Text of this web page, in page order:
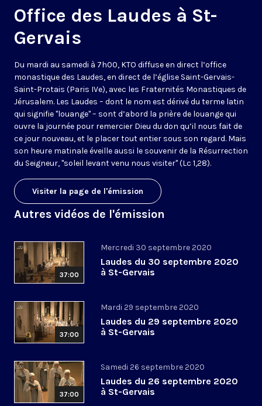
Office des Laudes à St-
Gervais
Du mardi au samedi à 7h00, KTO diffuse en direct l’office
monastique des Laudes, en direct de l’église Saint-Gervais-
Saint-Protais (Paris IVe), avec les Fraternités Monastiques de
Jérusalem. Les Laudes – dont le nom est dérivé du terme latin
qui signifie "louange" – sont d’abord la prière de louange qui
ouvre la journée pour remercier Dieu du don qu’il nous fait de
ce jour nouveau, et le placer tout entier sous son regard. Mais
son heure matinale éveille aussi le souvenir de la Résurrection
du Seigneur, "soleil levant venu nous visiter" (Lc 1,28).
Visiter la page de l'émission
Autres vidéos de l'émission
37:00
Mercredi 30 septembre 2020
Laudes du 30 septembre 2020
à St-Gervais
37:00
Mardi 29 septembre 2020
Laudes du 29 septembre 2020
à St-Gervais
37:00
Samedi 26 septembre 2020
Laudes du 26 septembre 2020
à St-Gervais